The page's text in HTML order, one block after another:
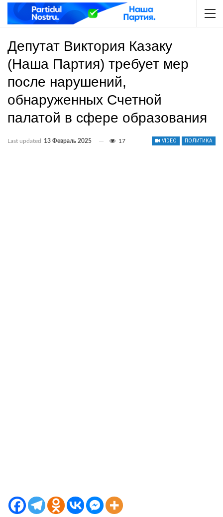
Депутат Виктория Казаку
(Наша Партия) требует мер
после нарушений,
обнаруженных Счетной
палатой в сфере образования
VIDEO ПОЛИТИКА
Last updated 13 Февраль 2025 17